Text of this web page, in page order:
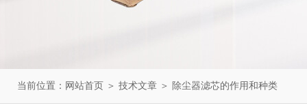
当前位置： 网站首页 ＞ 技术文章 ＞ 除尘器滤芯的作用和种类